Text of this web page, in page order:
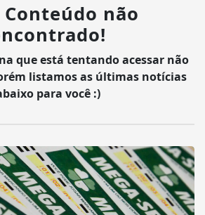
Conteúdo não
que está tentando acessar não
listamos as últimas notícias
para você :)